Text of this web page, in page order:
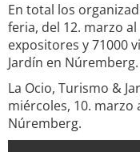
En total los
feria, del 12. marzo
expositores y 71000
Jardín en Núremberg.
La Ocio, Turismo &
miércoles, 10. marzo
Núremberg.